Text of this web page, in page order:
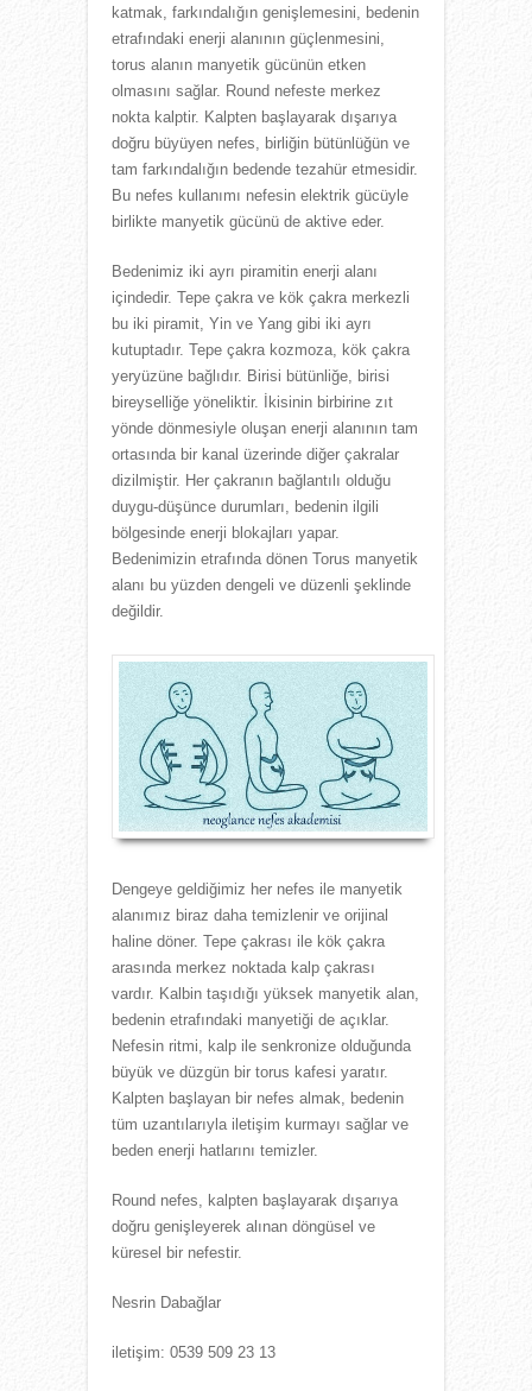
katmak, farkındalığın genişlemesini, bedenin
etrafındaki enerji alanının güçlenmesini,
torus alanın manyetik gücünün etken
olmasını sağlar. Round nefeste merkez
nokta kalptir. Kalpten başlayarak dışarıya
doğru büyüyen nefes, birliğin bütünlüğün ve
tam farkındalığın bedende tezahür etmesidir.
Bu nefes kullanımı nefesin elektrik gücüyle
birlikte manyetik gücünü de aktive eder.
Bedenimiz iki ayrı piramitin enerji alanı
içindedir. Tepe çakra ve kök çakra merkezli
bu iki piramit, Yin ve Yang gibi iki ayrı
kutuptadır. Tepe çakra kozmoza, kök çakra
yeryüzüne bağlıdır. Birisi bütünliğe, birisi
bireyselliğe yöneliktir. İkisinin birbirine zıt
yönde dönmesiyle oluşan enerji alanının tam
ortasında bir kanal üzerinde diğer çakralar
dizilmiştir. Her çakranın bağlantılı olduğu
duygu-düşünce durumları, bedenin ilgili
bölgesinde enerji blokajları yapar.
Bedenimizin etrafında dönen Torus manyetik
alanı bu yüzden dengeli ve düzenli şeklinde
değildir.
Dengeye geldiğimiz her nefes ile manyetik
alanımız biraz daha temizlenir ve orijinal
haline döner. Tepe çakrası ile kök çakra
arasında merkez noktada kalp çakrası
vardır. Kalbin taşıdığı yüksek manyetik alan,
bedenin etrafındaki manyetiği de açıklar.
Nefesin ritmi, kalp ile senkronize olduğunda
büyük ve düzgün bir torus kafesi yaratır.
Kalpten başlayan bir nefes almak, bedenin
tüm uzantılarıyla iletişim kurmayı sağlar ve
beden enerji hatlarını temizler.
Round nefes, kalpten başlayarak dışarıya
doğru genişleyerek alınan döngüsel ve
küresel bir nefestir.
Nesrin Dabağlar
iletişim: 0539 509 23 13